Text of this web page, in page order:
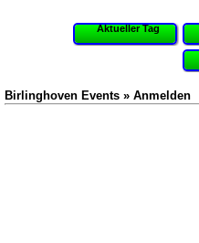
Aktueller Tag
Birlinghoven Events » Anmelden